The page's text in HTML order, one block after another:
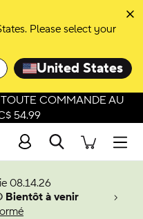
Please select your
United States
COMMANDE AU
54.99
Recherche
08.14.26
Bientôt à venir